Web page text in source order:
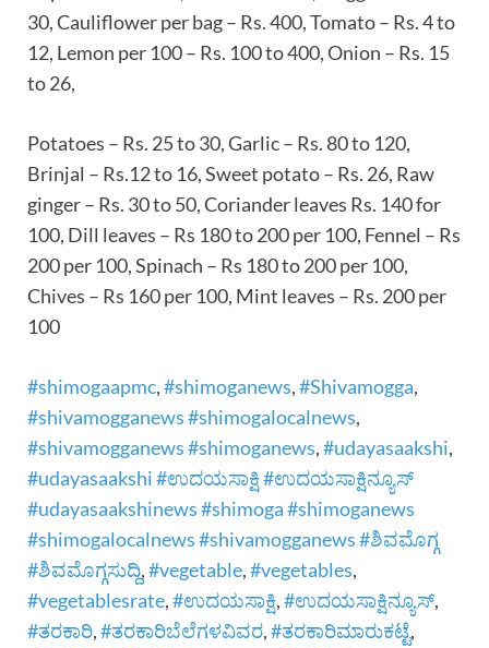
30, Cauliflower per bag – Rs. 400, Tomato – Rs. 4 to
12, Lemon per 100 – Rs. 100 to 400, Onion – Rs. 15
to 26,
Potatoes – Rs. 25 to 30, Garlic – Rs. 80 to 120,
Brinjal – Rs.12 to 16, Sweet potato – Rs. 26, Raw
ginger – Rs. 30 to 50, Coriander leaves Rs. 140 for
100, Dill leaves – Rs 180 to 200 per 100, Fennel – Rs
200 per 100, Spinach – Rs 180 to 200 per 100,
Chives – Rs 160 per 100, Mint leaves – Rs. 200 per
100
#shimogaapmc,#shimoganews,#Shivamogga,
#shivamogganews #shimogalocalnews,
#shivamogganews #shimoganews,#udayasaakshi,
#udayasaakshi #ಉದಯಸಾಕ್ಷಿ #ಉದಯಸಾಕ್ಷಿನ್ಯೂಸ್
#udayasaakshinews #shimoga #shimoganews
#shimogalocalnews #shivamogganews #ಶಿವಮೊಗ್ಗ
#ಶಿವಮೊಗ್ಗಸುದ್ದಿ,#vegetable,#vegetables,
#vegetablesrate,#ಉದಯಸಾಕ್ಷಿ,#ಉದಯಸಾಕ್ಷಿನ್ಯೂಸ್,
#ತರಕಾರಿ,#ತರಕಾರಿಬೆಲೆಗಳವಿವರ,#ತರಕಾರಿಮಾರುಕಟ್ಟೆ,